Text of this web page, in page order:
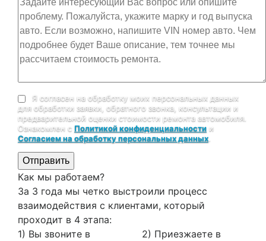
Я согласен на обработку моих персональных данных
для обработки заявки, обратного звонка, консультации и
предварительной оценки стоимости ремонта автомобиля.
Ознакомлен с Политикой конфиденциальности и
Согласием на обработку персональных данных
Отправить
Как мы работаем?
За 3 года мы четко выстроили процесс
взаимодействия с клиентами, который
проходит в 4 этапа:
1) Вы звоните в
2) Приезжаете в